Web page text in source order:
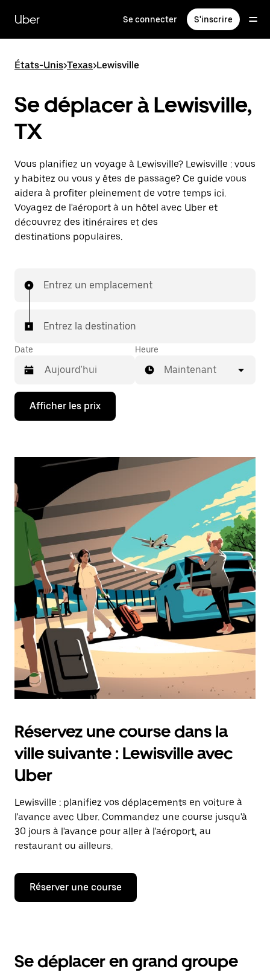
contenu
principal
Uber Se connecter S'inscrire
États-Unis>Texas>Lewisville
Se déplacer à Lewisville,
TX
Vous planifiez un voyage à Lewisville? Lewisville : vous
y habitez ou vous y êtes de passage? Ce guide vous
aidera à profiter pleinement de votre temps ici.
Voyagez de l'aéroport à un hôtel avec Uber et
découvrez des itinéraires et des
destinations populaires.
Entrez un emplacement
Entrez la destination
Date
Appuyez
la
interagir
avec
le
calendrier
sélectionner
une
date.
Appuyez
sur
touche
d'échappement
pour
fermer
le
calendrier.
Heure
Maintenant
Afficher les prix
Réservez une course dans la
ville suivante : Lewisville avec
Uber
Lewisville : planifiez vos déplacements en voiture à
l'avance avec Uber. Commandez une course jusqu'à
30 jours à l'avance pour aller à l'aéroport, au
restaurant ou ailleurs.
Réserver une course
Se déplacer en grand groupe